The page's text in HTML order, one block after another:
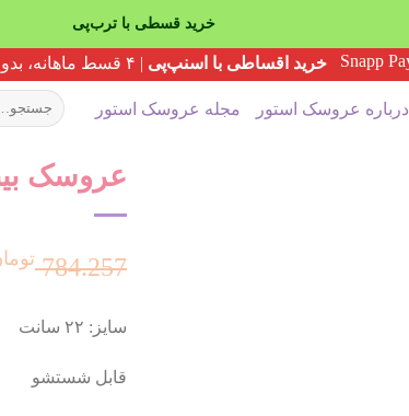
خرید قسطی با ترب‌پی
خرید اقساطی با اسنپ‌پی | ۴ قسط ماهانه، بدون سود، چک و ضامن
درباره عروسک استور مجله عروسک استور
جستجو
برای:
عروسک
784.257
سایز: ۲۲ سانت
قابل شستشو